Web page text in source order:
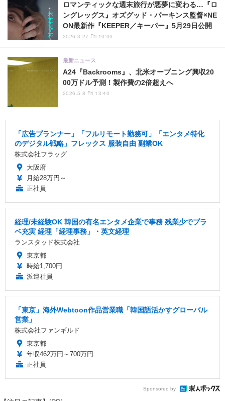
ロマンティックな週末旅行が悪夢に変わる…『ロ
ングレッグス』オズグッド・パーキンス監督×NE
ON最新作『KEEPER／キーパー』5月29日公開
2026.3.27 Fri 10:00
A24『Backrooms』、北米オープニング興収20
00万ドル予測！製作費の2倍超えへ
最新ニュース
2026.5.8 Fri 13:40
「広告プランナー」「フルリモート勤務可」「エンタメ特化
のデジタル戦略」フレックス 服装自由 副業OK
株式会社フラッグ
大阪府
月給28万円～
正社員
経理/未経験OK 韓国の有名エンタメ企業で事務 残業少でプラ
ベ充実 経理「経理事務」・英文経理
ランスタッド株式会社
東京都
時給1,700円
派遣社員
「東京」海外Webtoon作品営業職「韓国語活かすグローバル
営業」
株式会社ファンギルド
東京都
年収462万円～700万円
正社員
Sponsored by